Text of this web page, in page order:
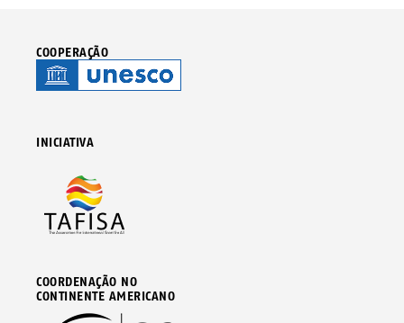
COOPERAÇÃO
INICIATIVA
COORDENAÇÃO NO
CONTINENTE AMERICANO